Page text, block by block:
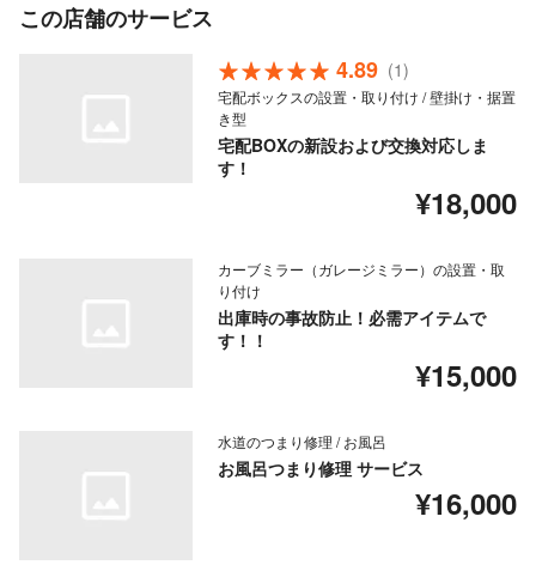
この店舗のサービス
4.89 (1)
宅配ボックスの設置・取り付け / 壁掛け・据置
き型
宅配BOXの新設および交換対応しま
す！
¥18,000
カーブミラー（ガレージミラー）の設置・取
り付け
出庫時の事故防止！必需アイテムで
す！！
¥15,000
水道のつまり修理 / お風呂
お風呂つまり修理 サービス
¥16,000